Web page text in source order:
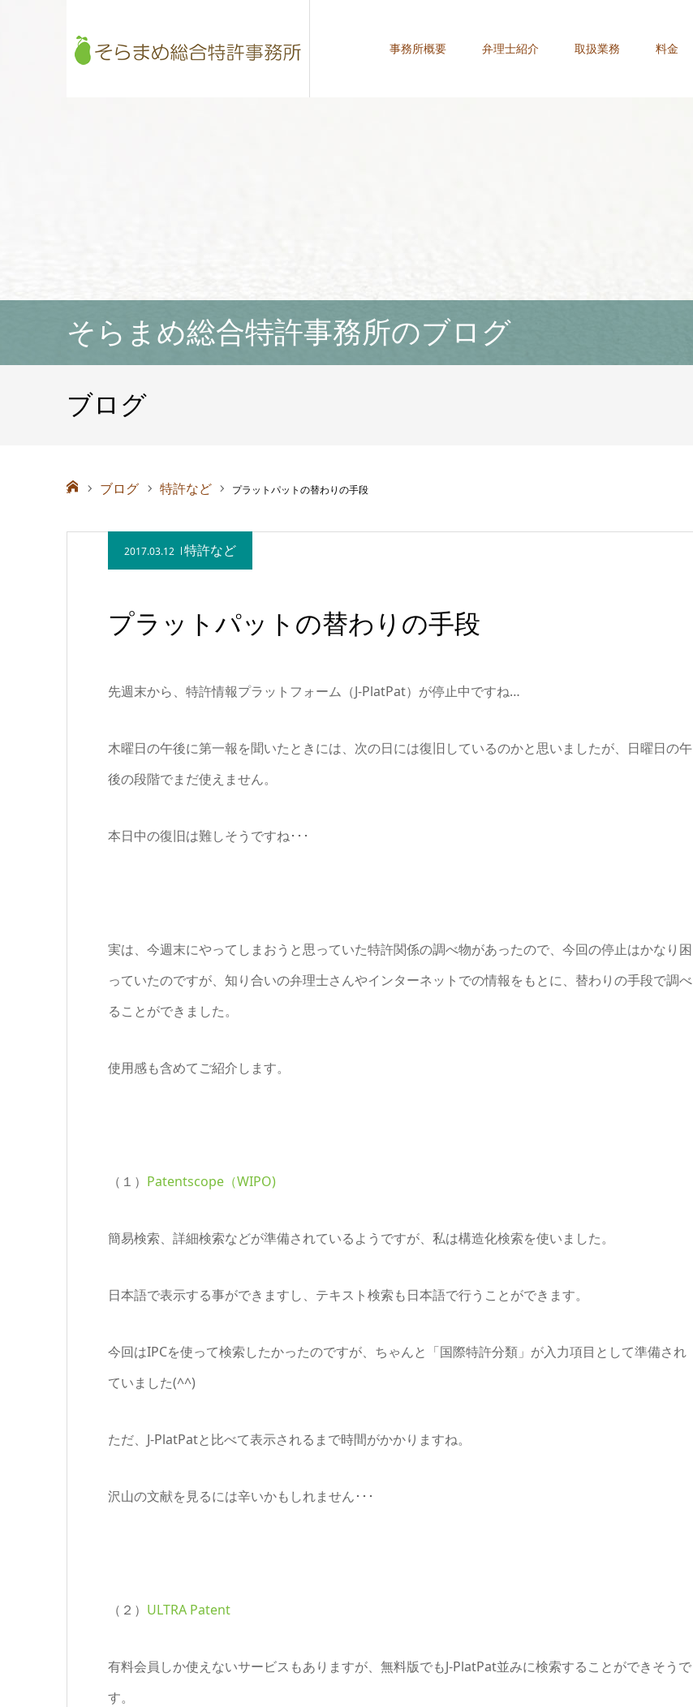
事務所概要 弁理士紹介 取扱業務 料金
そらまめ総合特許事務所のブログ
ブログ
ホーム ブログ 特許など プラットパットの替わりの手段
2017.03.12 特許など
プラットパットの替わりの手段
先週末から、特許情報プラットフォーム（J-PlatPat）が停止中ですね…
木曜日の午後に第一報を聞いたときには、次の日には復旧しているのかと思いましたが、日曜日の午
後の段階でまだ使えません。
本日中の復旧は難しそうですね･･･
実は、今週末にやってしまおうと思っていた特許関係の調べ物があったので、今回の停止はかなり困
っていたのですが、知り合いの弁理士さんやインターネットでの情報をもとに、替わりの手段で調べ
ることができました。
使用感も含めてご紹介します。
（１） Patentscope（WIPO)
簡易検索、詳細検索などが準備されているようですが、私は構造化検索を使いました。
日本語で表示する事ができますし、テキスト検索も日本語で行うことができます。
今回はIPCを使って検索したかったのですが、ちゃんと「国際特許分類」が入力項目として準備され
ていました(^^)
ただ、J-PlatPatと比べて表示されるまで時間がかかりますね。
沢山の文献を見るには辛いかもしれません･･･
（２） ULTRA Patent
有料会員しか使えないサービスもありますが、無料版でもJ-PlatPat並みに検索することができそうで
す。